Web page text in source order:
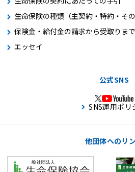
生命保険の種類（主契約・特約・その
保険金・給付金の請求から受取りま
エッセイ
公式SNS
SNS運用ポリ
他団体へのリ